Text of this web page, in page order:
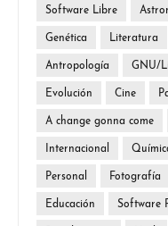
Software Libre
Genética Literatura
Antropología GNU/
Evolución Cine
A change gonna come
Internacional
Personal Fotografía
Educación Software